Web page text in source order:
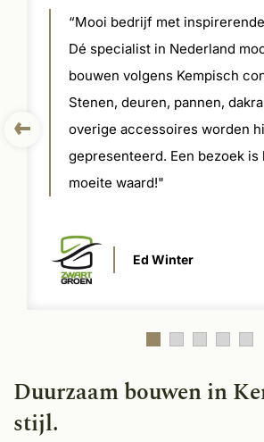
“Mooi bedrijf met
Dé specialist in Nederland
bouwen volgens Kempisch
Stenen, deuren, pannen,
overige accessoires worden
gepresenteerd. Een bezoek is
moeite waard!"
Ed Winter
Duurzaam bouwen in
stijl.